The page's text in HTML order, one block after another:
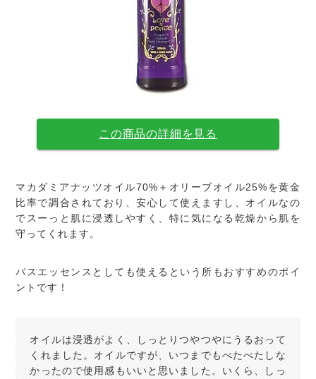
この商品の詳細を見る
マカダミアナッツオイル70%＋オリーブオイル25%を黄金
比率で調合されており、安心して使えますし、オイルなの
でスーっと肌に浸透しやすく、特に気になる乾燥から肌を
守ってくれます。
バスエッセンスとしても使えるという所もおすすめのポイ
ントです！
オイルは浸透がよく、しっとりつやつやにうるおって
くれました。オイルですが、いつまでもべたべたしな
かったので使用感もいいと思いました。いくら、しっ